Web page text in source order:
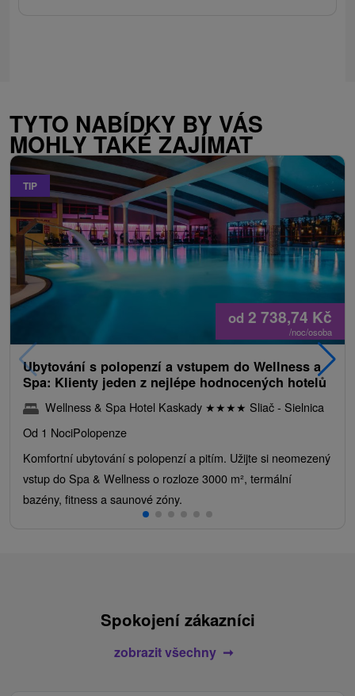
TYTO NABÍDKY BY VÁS
MOHLY TAKÉ ZAJÍMAT
TIP
od 2 738,74 Kč
/noc/osoba
Ubytování s polopenzí a vstupem do Wellness a
Spa: Klienty jeden z nejlépe hodnocených hotelů
Wellness & Spa Hotel Kaskady ★★★★ Sliač - Sielnica
Od 1 NociPolopenze
Komfortní ubytování s polopenzí a pitím. Užijte si neomezený
vstup do Spa & Wellness o rozloze 3000 m², termální
bazény, fitness a saunové zóny.
Spokojení zákazníci
zobrazit všechny